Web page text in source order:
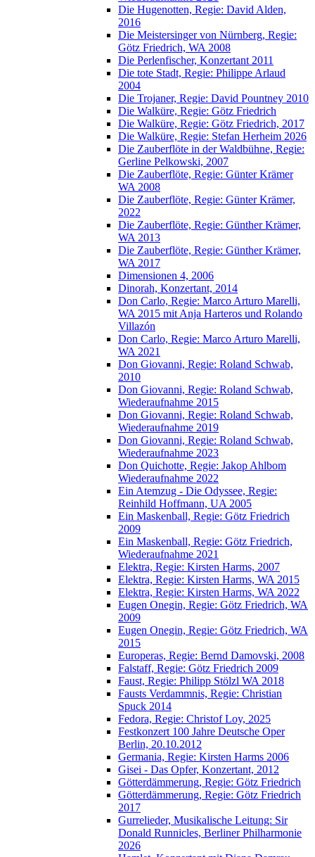
Die Hugenotten, Regie: David Alden,
2016
Die Meistersinger von Nürnberg, Regie:
Götz Friedrich, WA 2008
Die Perlenfischer, Konzertant 2011
Die tote Stadt, Regie: Philippe Arlaud
2004
Die Trojaner, Regie: David Pountney 2010
Die Walküre, Regie: Götz Friedrich
Die Walküre, Regie: Götz Friedrich, 2017
Die Walküre, Regie: Stefan Herheim 2026
Die Zauberflöte in der Waldbühne, Regie:
Gerline Pelkowski, 2007
Die Zauberflöte, Regie: Günter Krämer
WA 2008
Die Zauberflöte, Regie: Günter Krämer,
2022
Die Zauberflöte, Regie: Günther Krämer,
WA 2013
Die Zauberflöte, Regie: Günther Krämer,
WA 2017
Dimensionen 4, 2006
Dinorah, Konzertant, 2014
Don Carlo, Regie: Marco Arturo Marelli,
WA 2015 mit Anja Harteros und Rolando
Villazón
Don Carlo, Regie: Marco Arturo Marelli,
WA 2021
Don Giovanni, Regie: Roland Schwab,
2010
Don Giovanni, Regie: Roland Schwab,
Wiederaufnahme 2015
Don Giovanni, Regie: Roland Schwab,
Wiederaufnahme 2019
Don Giovanni, Regie: Roland Schwab,
Wiederaufnahme 2023
Don Quichotte, Regie: Jakop Ahlbom
Wiederaufnahme 2022
Ein Atemzug - Die Odyssee, Regie:
Reinhild Hoffmann, UA 2005
Ein Maskenball, Regie: Götz Friedrich
2009
Ein Maskenball, Regie: Götz Friedrich,
Wiederaufnahme 2021
Elektra, Regie: Kirsten Harms, 2007
Elektra, Regie: Kirsten Harms, WA 2015
Elektra, Regie: Kirsten Harms, WA 2022
Eugen Onegin, Regie: Götz Friedrich, WA
2009
Eugen Onegin, Regie: Götz Friedrich, WA
2015
Europeras, Regie: Bernd Damovski, 2008
Falstaff, Regie: Götz Friedrich 2009
Faust, Regie: Philipp Stölzl WA 2018
Fausts Verdammnis, Regie: Christian
Spuck 2014
Fedora, Regie: Christof Loy, 2025
Festkonzert 100 Jahre Deutsche Oper
Berlin, 20.10.2012
Germania, Regie: Kirsten Harms 2006
Gisei - Das Opfer, Konzertant, 2012
Götterdämmerung, Regie: Götz Friedrich
Götterdämmerung, Regie: Götz Friedrich
2017
Gurrelieder, Musikalische Leitung: Sir
Donald Runnicles, Berliner Philharmonie
2026